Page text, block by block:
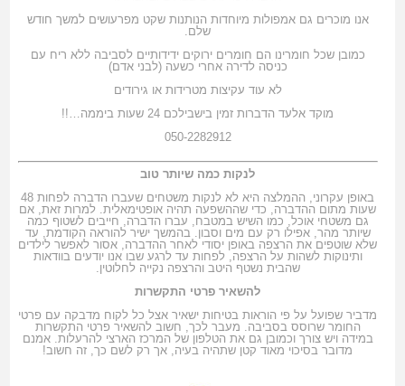
אנו מוכרים גם אמפולות מיוחדות הנותנות שקט מפרעושים למשך חודש
שלם.
כמובן שכל חומרינו הם חומרים ירוקים ידידותיים לסביבה ללא ריח עם
כניסה לדירה אחרי כשעה (לבני אדם)
לא עוד עקיצות מטרידות או גירודים
מוקד אלעד הדברות זמין בישבילכם 24 שעות ביממה…!!
050-2282912
לנקות כמה שיותר טוב
באופן עקרוני, ההמלצה היא לא לנקות משטחים שעברו הדברה לפחות 48
שעות מתום ההדברה, כדי שההשפעה תהיה אופטימאלית. למרות זאת, אם
גם משטחי אוכל, כמו השיש במטבח, עברו הדברה, חייבים לשטוף כמה
שיותר מהר, אפילו רק עם מים וסבון. בהמשך ישיר להוראה הקודמת, עד
שלא שוטפים את הרצפה באופן יסודי לאחר ההדברה, אסור לאפשר לילדים
ותינוקות לשהות על הרצפה, לפחות עד לרגע שבו אנו יודעים בוודאות
שהבית נשטף היטב והרצפה נקייה לחלוטין.
להשאיר פרטי התקשרות
מדביר שפועל על פי הוראות בטיחות ישאיר אצל כל לקוח מדבקה עם פרטי
החומר שרוסס בסביבה. מעבר לכך, חשוב להשאיר פרטי התקשרות
במידה ויש צורך וכמובן גם את הטלפון של המרכז הארצי להרעלות. אמנם
מדובר בסיכוי מאוד קטן שתהיה בעיה, אך רק לשם כך, זה חשוב!